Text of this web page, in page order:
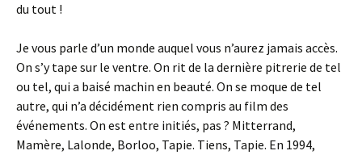
du tout !
Je vous parle d’un monde auquel vous n’aurez jamais accès.
On s’y tape sur le ventre. On rit de la dernière pitrerie de tel
ou tel, qui a baisé machin en beauté. On se moque de tel
autre, qui n’a décidément rien compris au film des
événements. On est entre initiés, pas ? Mitterrand,
Mamère, Lalonde, Borloo, Tapie. Tiens, Tapie. En 1994,